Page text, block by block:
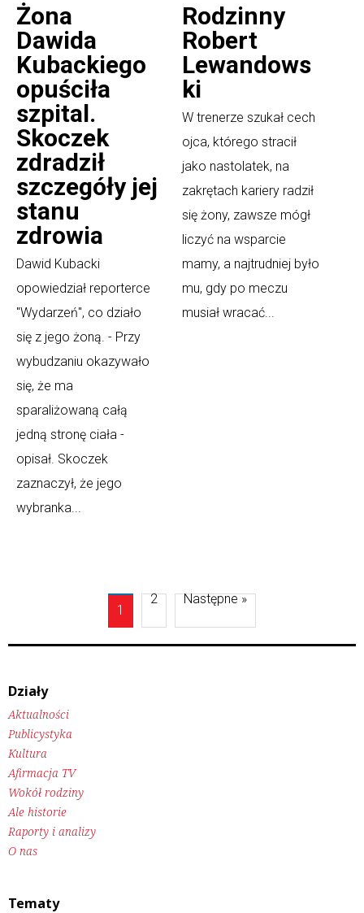
Żona
Dawida
Kubackiego
opuściła
szpital.
Skoczek
zdradził
szczegóły jej
stanu
zdrowia
Dawid Kubacki
opowiedział reporterce
"Wydarzeń", co działo
się z jego żoną. - Przy
wybudzaniu okazywało
się, że ma
sparaliżowaną całą
jedną stronę ciała -
opisał. Skoczek
zaznaczył, że jego
wybranka...
Rodzinny
Robert
Lewandows
ki
W trenerze szukał cech
ojca, którego stracił
jako nastolatek, na
zakrętach kariery radził
się żony, zawsze mógł
liczyć na wsparcie
mamy, a najtrudniej było
mu, gdy po meczu
musiał wracać...
1
2 Następne »
Działy
Aktualności
Publicystyka
Kultura
Afirmacja TV
Wokół rodziny
Ale historie
Raporty i analizy
O nas
Tematy